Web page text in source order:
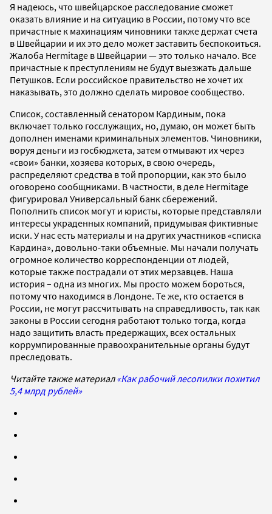
Я надеюсь, что швейцарское расследование сможет
оказать влияние и на ситуацию в России, потому что все
причастные к махинациям чиновники также держат счета
в Швейцарии и их это дело может заставить беспокоиться.
Жалоба Hermitage в Швейцарии — это только начало. Все
причастные к преступлениям не будут выезжать дальше
Петушков. Если российское правительство не хочет их
наказывать, это должно сделать мировое сообщество.
Список, составленный сенатором Кардиным, пока
включает только госслужащих, но, думаю, он может быть
дополнен именами криминальных элементов. Чиновники,
воруя деньги из госбюджета, затем отмывают их через
«свои» банки, хозяева которых, в свою очередь,
распределяют средства в той пропорции, как это было
оговорено сообщниками. В частности, в деле Hermitage
фигурировал Универсальный банк сбережений.
Пополнить список могут и юристы, которые представляли
интересы украденных компаний, придумывая фиктивные
иски. У нас есть материалы и на других участников «списка
Кардина», довольно-таки объемные. Мы начали получать
огромное количество корреспонденции от людей,
которые также пострадали от этих мерзавцев. Наша
история – одна из многих. Мы просто можем бороться,
потому что находимся в Лондоне. Те же, кто остается в
России, не могут рассчитывать на справедливость, так как
законы в России сегодня работают только тогда, когда
надо защитить власть предержащих, всех остальных
коррумпированные правоохранительные органы будут
преследовать.
Читайте также материал«Как рабочий лесопилки похитил
5,4 млрд рублей»